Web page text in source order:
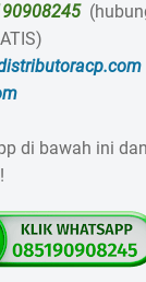
di bawah ini